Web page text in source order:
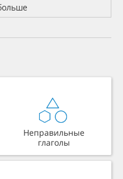
Неправильные
глаголы